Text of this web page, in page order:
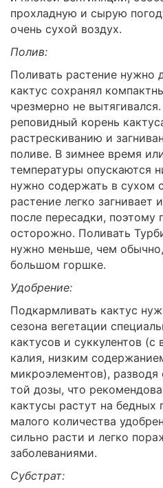
прохладную и сырую
очень сухой воздух.
Полив:
Поливать растение нужно
кактус сохранял
чрезмерно не
реповидный корень
растрескиванию и
поливе. В зимнее время
температуры опускаются
нужно содержать в сухом
растение легко загнивает
после пересадки, поэтому
осторожно. Поливать
нужно меньше, чем
большом горшке.
Удобрение:
Подкармливать кактус
сезона вегетации
кактусов и суккулентов
калия, низким
микроэлементов),
той дозы, что
кактусы растут на бедных
малого количества
сильно расти и легко
заболеваниями.
Субстрат: